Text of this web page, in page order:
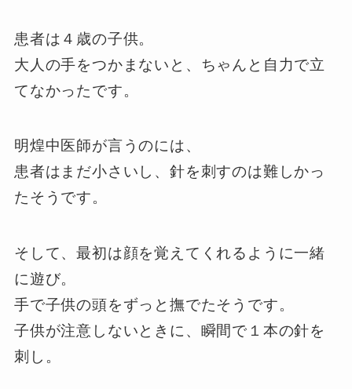
患者は４歳の子供。
大人の手をつかまないと、ちゃんと自力で立
てなかったです。
明煌中医師が言うのには、
患者はまだ小さいし、針を刺すのは難しかっ
たそうです。
そして、最初は顔を覚えてくれるように一緒
に遊び。
手で子供の頭をずっと撫でたそうです。
子供が注意しないときに、瞬間で１本の針を
刺し。